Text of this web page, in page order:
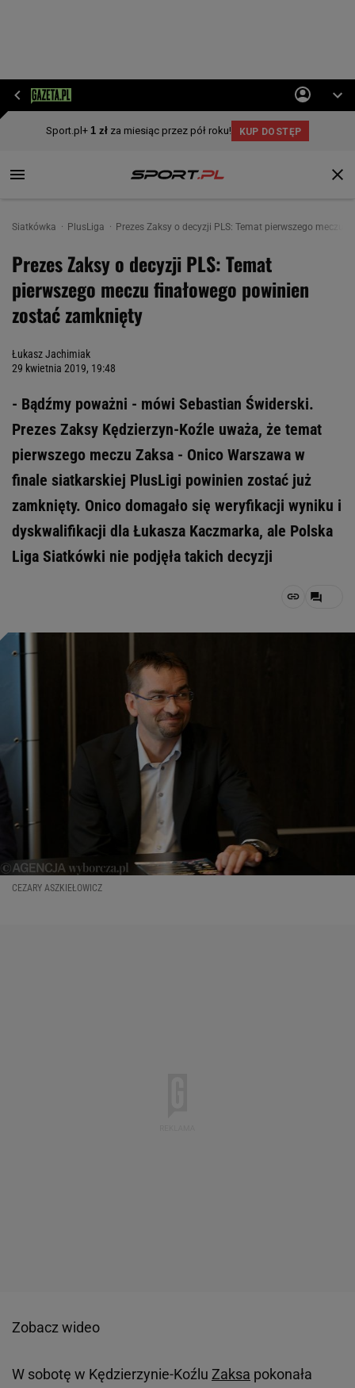
Siatkówka PlusLiga Prezes Zaksy o decyzji PLS: Temat pierwszego meczu
Prezes Zaksy o decyzji PLS: Temat
pierwszego meczu finałowego powinien
zostać zamknięty
Łukasz Jachimiak
29 kwietnia 2019, 19:48
- Bądźmy poważni - mówi Sebastian Świderski.
Prezes Zaksy Kędzierzyn-Koźle uważa, że temat
pierwszego meczu Zaksa - Onico Warszawa w
finale siatkarskiej PlusLigi powinien zostać już
zamknięty. Onico domagało się weryfikacji wyniku i
dyskwalifikacji dla Łukasza Kaczmarka, ale Polska
Liga Siatkówki nie podjęła takich decyzji
CEZARY ASZKIEŁOWICZ
Zobacz wideo
W sobotę w Kędzierzynie-Koźlu Zaksa pokonała